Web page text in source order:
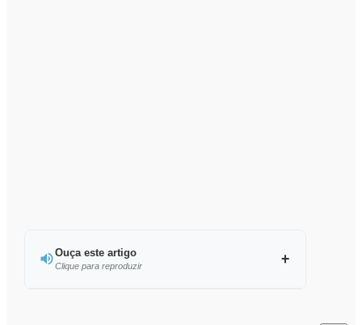
Ouça este artigo
Clique para reproduzir